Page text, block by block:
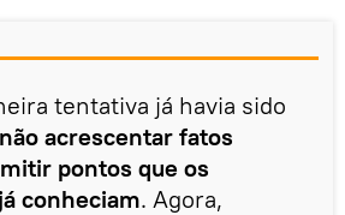
tentativa já havia sido
acrescentar fatos
pontos que os
conheciam. Agora,